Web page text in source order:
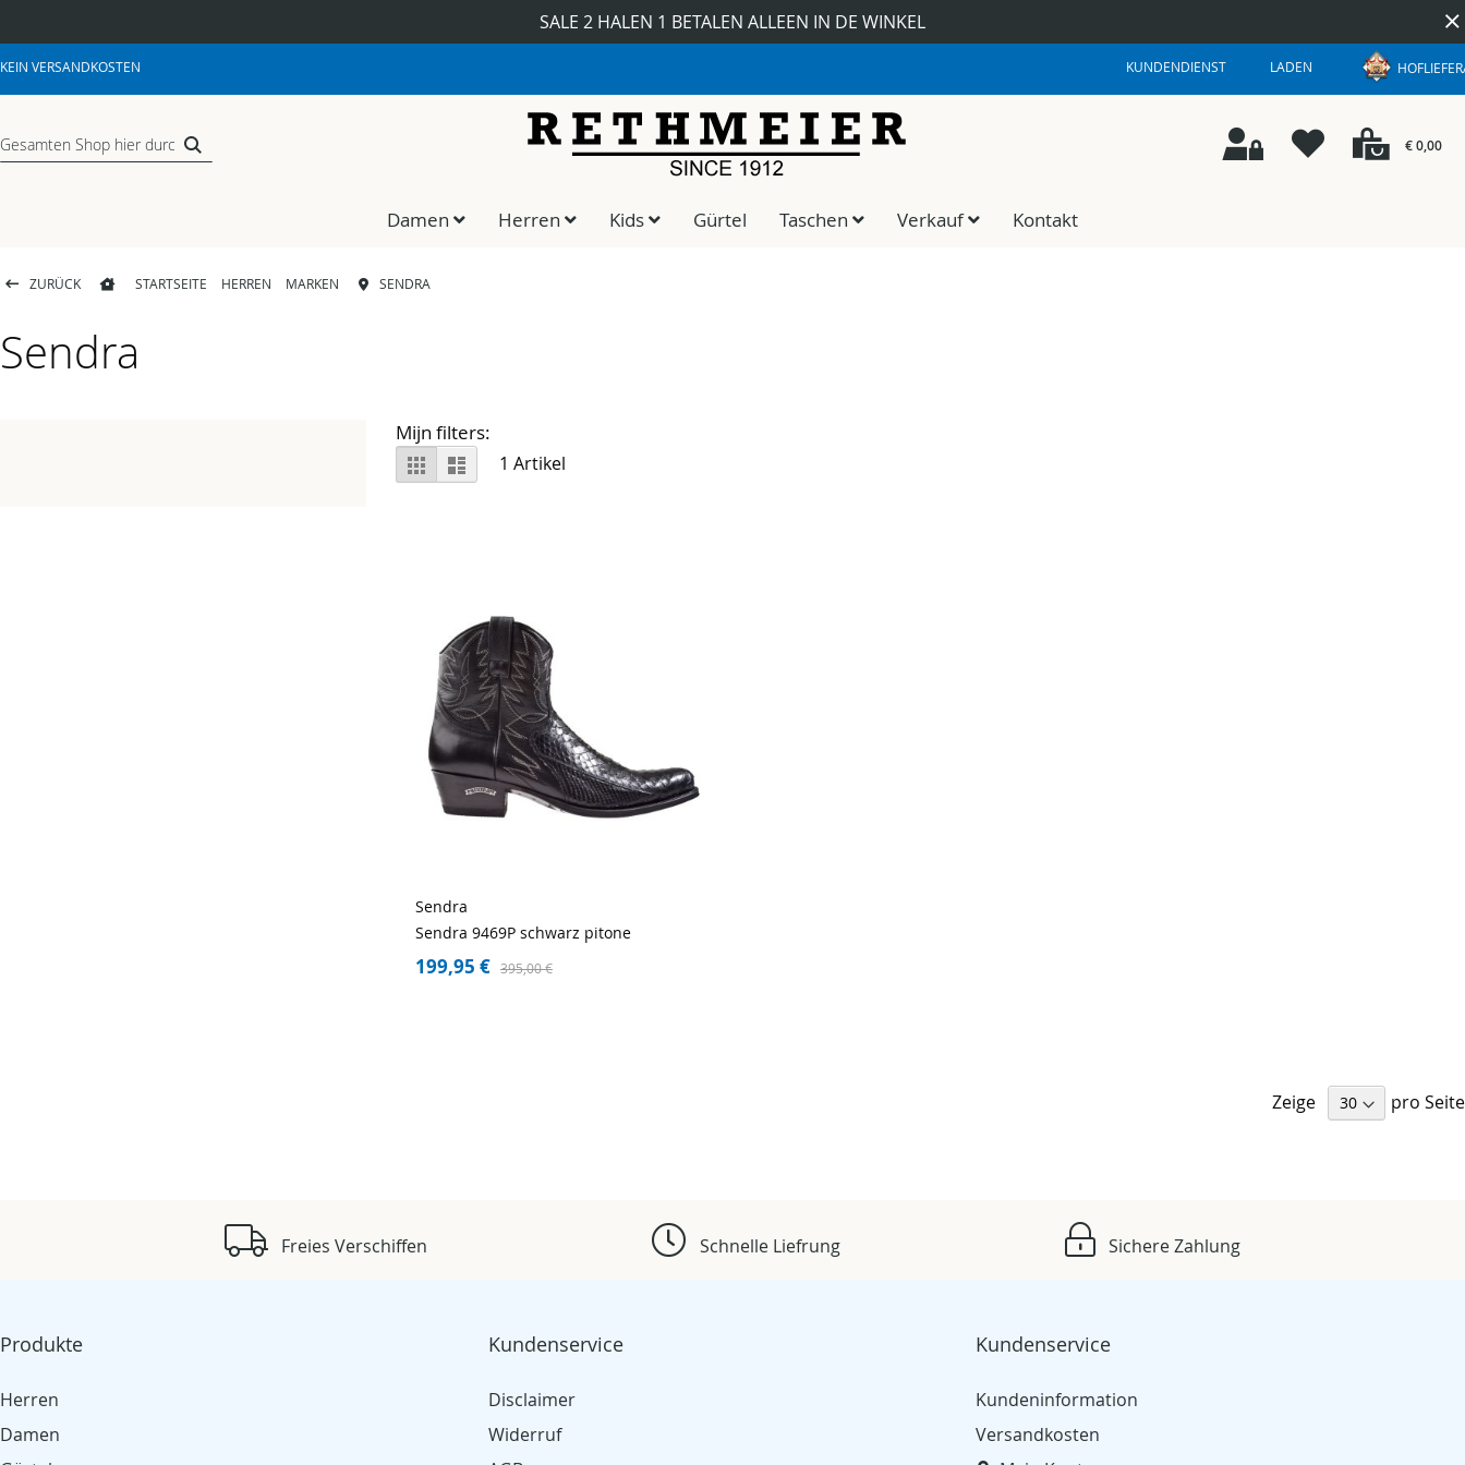
SALE 2 HALEN 1 BETALEN ALLEEN IN DE WINKEL
Zum
KEIN VERSANDKOSTEN KUNDENDIENST LADEN
€ 0,00
Damen Herren Kids Gürtel Taschen Verkauf Kontakt
ZURÜCK STARTSEITE HERREN MARKEN SENDRA
Sendra
Anzeigen
als
ListeListe1 Artikel
Sendra
Sendra 9469P schwarz pitone
199,95 € 395,00 €
Zeige pro Seite
Freies Verschiffen Schnelle Liefrung Sichere Zahlung
Produkte
Herren
Damen
Kundenservice
Disclaimer
Widerruf
Kundenservice
Kundeninformation
Versandkosten